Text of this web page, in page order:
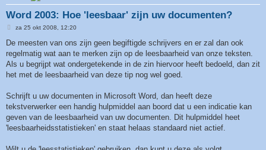
Word 2003: Hoe 'leesbaar' zijn uw documenten?
B
r
c
h
za 25 okt 2008, 12:20
De meesten van ons zijn geen begiftigde schrijvers en er zal dan ook
regelmatig wat aan te merken zijn op de leesbaarheid van onze teksten.
Als u begrijpt wat ondergetekende in de zin hiervoor heeft bedoeld, dan zit
het met de leesbaarheid van deze tip nog wel goed.
Schrijft u uw documenten in Microsoft Word, dan heeft deze
tekstverwerker een handig hulpmiddel aan boord dat u een indicatie kan
geven van de leesbaarheid van uw documenten. Dit hulpmiddel heet
'leesbaarheidsstatistieken' en staat helaas standaard niet actief.